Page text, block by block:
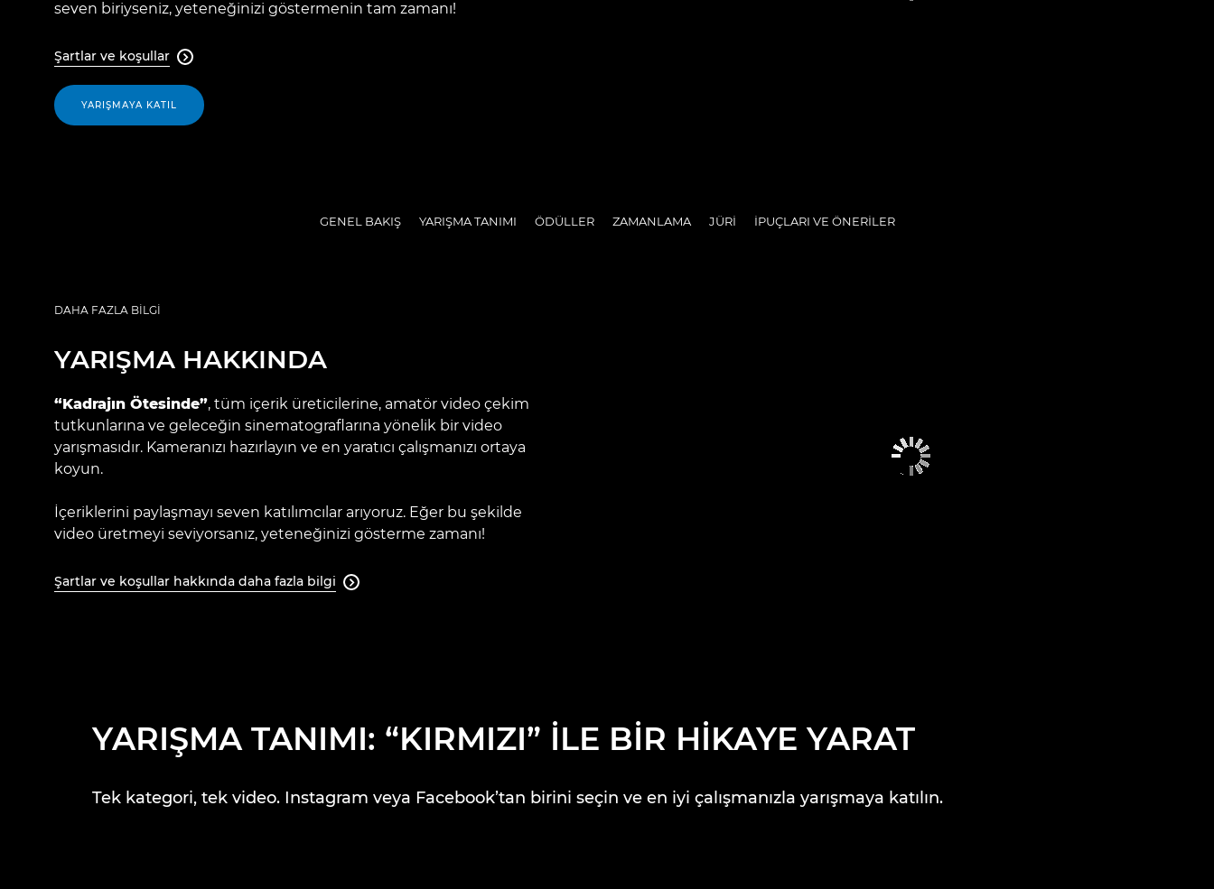
seven biriyseniz, yeteneğinizi göstermenin tam zamanı!
Şartlar ve koşullar 
YARIŞMAYA KATIL
GENEL BAKIŞ YARIŞMA TANIMI ÖDÜLLER ZAMANLAMA JÜRİ İPUÇLARI VE ÖNERİLER
DAHA FAZLA BİLGİ
YARIŞMA HAKKINDA
“Kadrajın Ötesinde”, tüm içerik üreticilerine, amatör video çekim
tutkunlarına ve geleceğin sinematograflarına yönelik bir video
yarışmasıdır. Kameranızı hazırlayın ve en yaratıcı çalışmanızı ortaya
koyun.
İçeriklerini paylaşmayı seven katılımcılar arıyoruz. Eğer bu şekilde
video üretmeyi seviyorsanız, yeteneğinizi gösterme zamanı!
Şartlar ve koşullar hakkında daha fazla bilgi 
YARIŞMA TANIMI: “KIRMIZI” İLE BİR HİKAYE YARAT
Tek kategori, tek video. Instagram veya Facebook’tan birini seçin ve en iyi çalışmanızla yarışmaya katılın.